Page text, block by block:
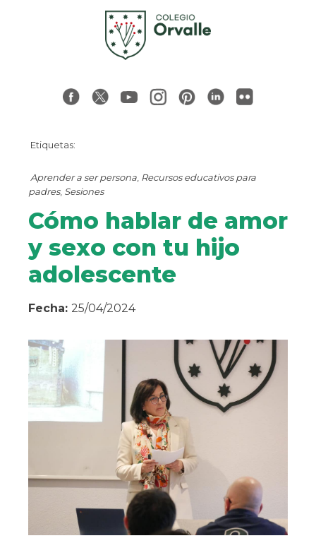
Etiquetas:
Aprender a ser persona, Recursos educativos para
padres, Sesiones
Cómo hablar de amor
y sexo con tu hijo
adolescente
Fecha: 25/04/2024